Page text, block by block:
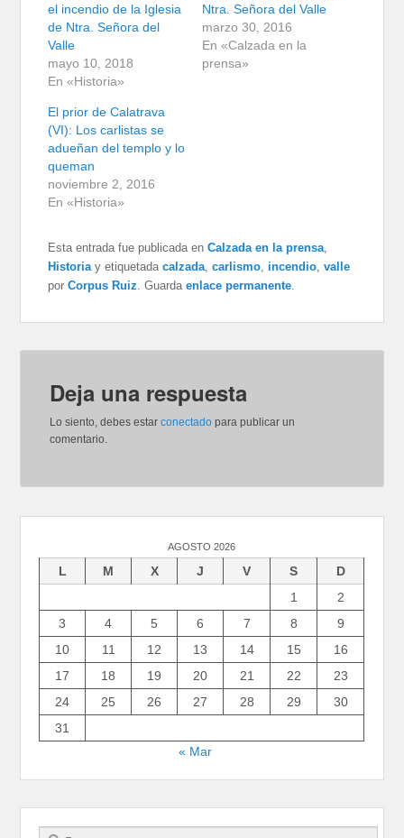
el incendio de la Iglesia
de Ntra. Señora del
Valle
mayo 10, 2018
En «Historia»
Ntra. Señora del Valle
marzo 30, 2016
En «Calzada en la
prensa»
El prior de Calatrava
(VI): Los carlistas se
adueñan del templo y lo
queman
noviembre 2, 2016
En «Historia»
Esta entrada fue publicada enCalzada en la prensa,
Historiay etiquetadacalzada,carlismo, incendio,valle
porCorpus Ruiz. Guardaenlace permanente.
Deja una respuesta
Lo siento, debes estarconectado para publicar un
comentario.
AGOSTO 2026
L M X J V S
D
1
2
3
4 5 6 7 8
9
10
11 12 13 14 15
16
17
18 19 20 21 22
23
24
25 26 27 28 29
30
31
« Mar